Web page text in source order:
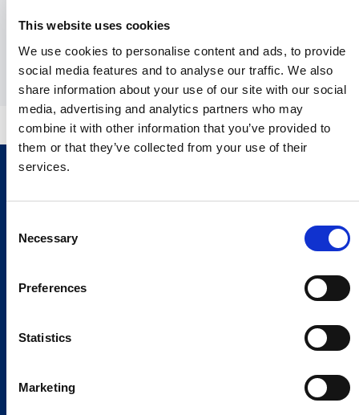
This website uses cookies
We use cookies to personalise content and ads, to provide
social media features and to analyse our traffic. We also
share information about your use of our site with our social
media, advertising and analytics partners who may
combine it with other information that you’ve provided to
them or that they’ve collected from your use of their
services.
Selection
Necessary
Preferences
Statistics
Marketing